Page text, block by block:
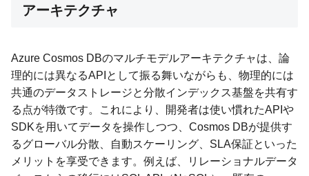
アーキテクチャ
Azure Cosmos DBのマルチモデルアーキテクチャは、論
理的には異なるAPIとして振る舞いながらも、物理的には
共通のデータストレージと分散インデックス基盤を共有す
る点が特徴です。これにより、開発者は使い慣れたAPIや
SDKを用いてデータを操作しつつ、Cosmos DBが提供す
るグローバル分散、自動スケーリング、SLA保証といった
メリットを享受できます。例えば、リレーショナルデータ